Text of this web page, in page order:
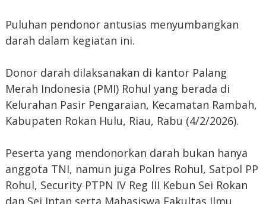
Puluhan pendonor antusias menyumbangkan
darah dalam kegiatan ini.
Donor darah dilaksanakan di kantor Palang
Merah Indonesia (PMI) Rohul yang berada di
Kelurahan Pasir Pengaraian, Kecamatan Rambah,
Kabupaten Rokan Hulu, Riau, Rabu (4/2/2026).
Peserta yang mendonorkan darah bukan hanya
anggota TNI, namun juga Polres Rohul, Satpol PP
Rohul, Security PTPN IV Reg III Kebun Sei Rokan
dan Sei Intan serta Mahasiswa Fakultas Ilmu